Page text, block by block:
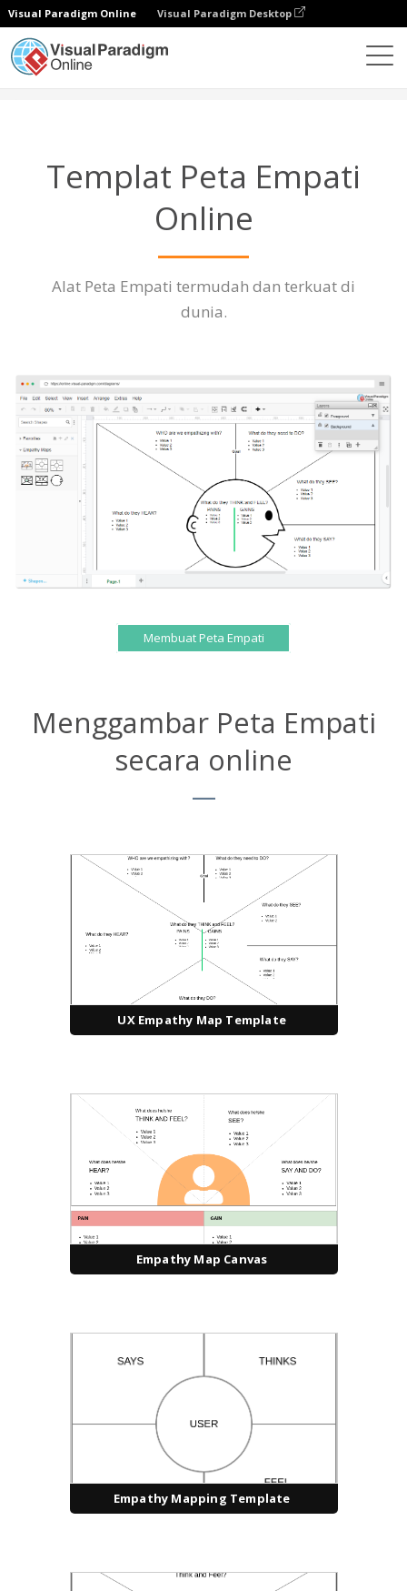
Visual Paradigm Online Visual Paradigm Desktop
Templat Peta Empati
Online
Alat Peta Empati termudah dan terkuat di
dunia.
Membuat Peta Empati
Menggambar Peta Empati
secara online
UX Empathy Map Template
Empathy Map Canvas
Empathy Mapping Template